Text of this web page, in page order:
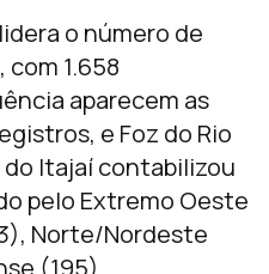
o número de
1.658
aparecem as
e Foz do Rio
do Itajaí contabilizou
pelo Extremo Oeste
Norte/Nordeste
(195).